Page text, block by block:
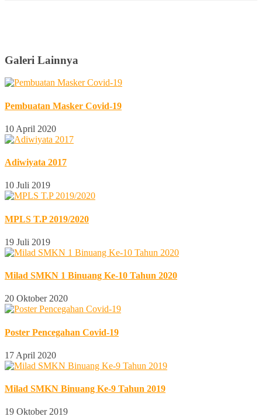
Galeri Lainnya
Pembuatan Masker Covid-19
10 April 2020
Adiwiyata 2017
10 Juli 2019
MPLS T.P 2019/2020
19 Juli 2019
Milad SMKN 1 Binuang Ke-10 Tahun 2020
20 Oktober 2020
Poster Pencegahan Covid-19
17 April 2020
Milad SMKN Binuang Ke-9 Tahun 2019
19 Oktober 2019